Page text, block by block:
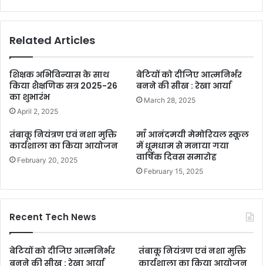
Related Articles
शिक्षक अभिविन्यास के साथ
किया शैक्षणिक सत्र 2025-26
का शुभारंभ
April 2, 2025
बेटियों को दीजिए आत्मनिर्भर
बनने की सीख : रेखा आर्या
March 28, 2025
तंबाकू नियंत्रण एवं नशा मुक्ति
कार्यशाला का किया आयोजन
February 20, 2025
माँ आनंदमयी मेमोरियल स्कूल
में धूमधाम से मनाया गया
वार्षिक दिवस समारोह
February 15, 2025
Recent Tech News
बेटियों को दीजिए आत्मनिर्भर
बनने की सीख : रेखा आर्या
तंबाकू नियंत्रण एवं नशा मुक्ति
कार्यशाला का किया आयोजन